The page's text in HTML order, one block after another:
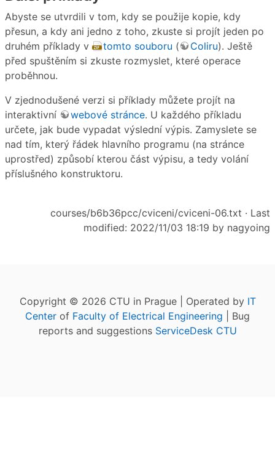
Abyste se utvrdili v tom, kdy se použije kopie, kdy
přesun, a kdy ani jedno z toho, zkuste si projít jeden po
druhém příklady v
tomto souboru ( Coliru). Ještě
před spuštěním si zkuste rozmyslet, které operace
proběhnou.
V zjednodušené verzi si příklady můžete projít na
interaktivní
webové stránce. U každého příkladu
určete, jak bude vypadat výslední výpis. Zamyslete se
nad tím, který řádek hlavního programu (na stránce
uprostřed) způsobí kterou část výpisu, a tedy volání
příslušného konstruktoru.
courses/b6b36pcc/cviceni/cviceni-06.txt · Last
modified: 2022/11/03 18:19 by nagyoing
Copyright © 2026 CTU in Prague | Operated by IT
Center of Faculty of Electrical Engineering | Bug
reports and suggestions ServiceDesk CTU